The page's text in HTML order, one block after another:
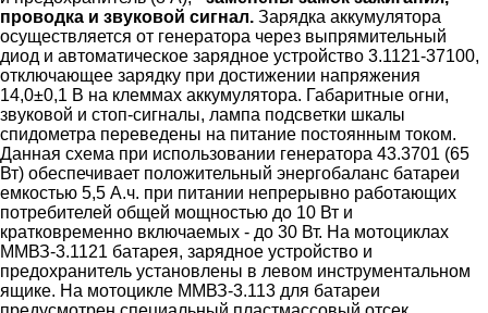
проводка и звуковой сигнал. Зарядка аккумулятора
осуществляется от генератора через выпрямительный
диод и автоматическое зарядное устройство 3.1121-37100,
отключающее зарядку при достижении напряжения
14,0±0,1 В на клеммах аккумулятора. Габаритные огни,
звуковой и стоп-сигналы, лампа подсветки шкалы
спидометра переведены на питание постоянным током.
Данная схема при использовании генератора 43.3701 (65
Вт) обеспечивает положительный энергобаланс батареи
емкостью 5,5 А.ч. при питании непрерывно работающих
потребителей общей мощностью до 10 Вт и
кратковременно включаемых - до 30 Вт. На мотоциклах
ММВЗ-3.1121 батарея, зарядное устройство и
предохранитель установлены в левом инструментальном
ящике. На мотоцикле ММВЗ-3.113 для батареи